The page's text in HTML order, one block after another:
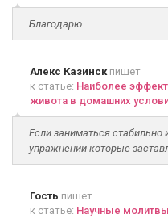
Благодарю
Алекс Казинскпишет
к статье: Наиболее
живота в домашних
Если заниматься
упражнений которые
Гость пишет
к статье: Научные